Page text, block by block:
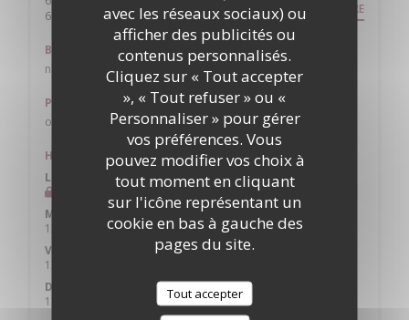
avec les réseaux sociaux) ou
afficher des publicités ou
contenus personnalisés.
Cliquez sur « Tout accepter
», « Tout refuser » ou «
Personnaliser » pour gérer
vos préférences. Vous
pouvez modifier vos choix à
tout moment en cliquant
sur l'icône représentant un
cookie en bas à gauche des
pages du site.
Tout accepter
69620 Oingt((ouvre une nouvelle fenêtre)) ITINÉRAIRE
Bus
non
Parking
oui plusieurs
Horaires
Lun
Mer
12h00 - 14h00 • 18h30 - 20h45
Ven
12h00 - 14h00
Dimanche
12h00 - 15h00